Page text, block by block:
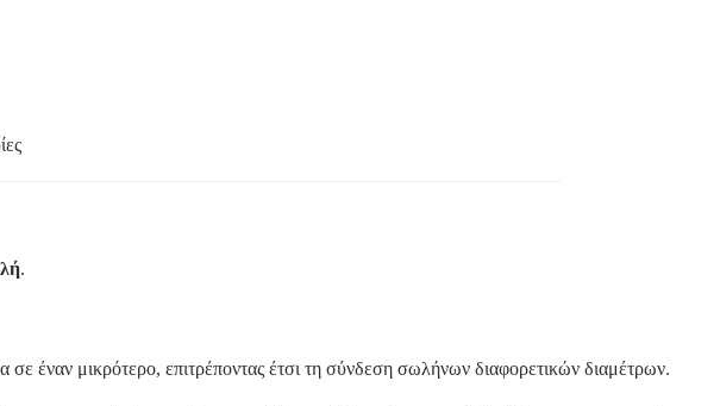
.
σε έναν μικρότερο, επιτρέποντας έτσι τη σύνδεση σωλήνων διαφορετικών διαμέτρων.